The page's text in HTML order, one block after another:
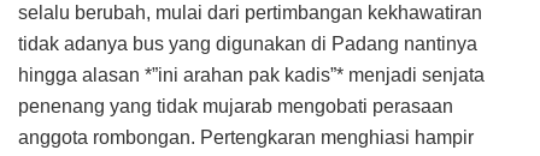
selalu berubah, mulai dari pertimbangan kekhawatiran
tidak adanya bus yang digunakan di Padang nantinya
hingga alasan *”ini arahan pak kadis”* menjadi senjata
penenang yang tidak mujarab mengobati perasaan
anggota rombongan. Pertengkaran menghiasi hampir